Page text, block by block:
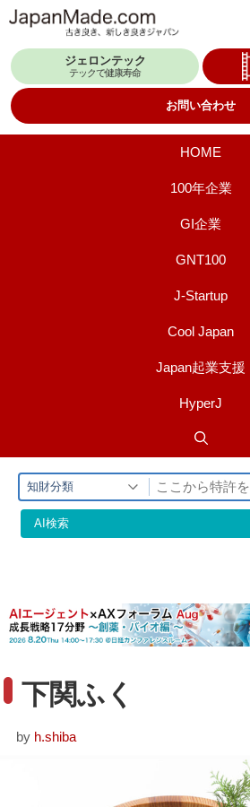
テ
ジェロンテック
テックで健康寿命
お問い合わせ
HOME
100年企業
GI企業
GNT100
J-Startup
Cool Japan
Japan起業支援
HyperJ
知財分類
AI検索
下関ふく
by h.shiba